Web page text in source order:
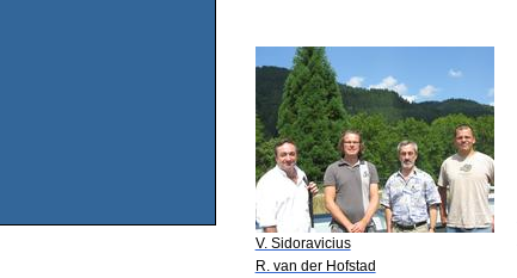
V. Sidoravicius
R. van der Hofstad